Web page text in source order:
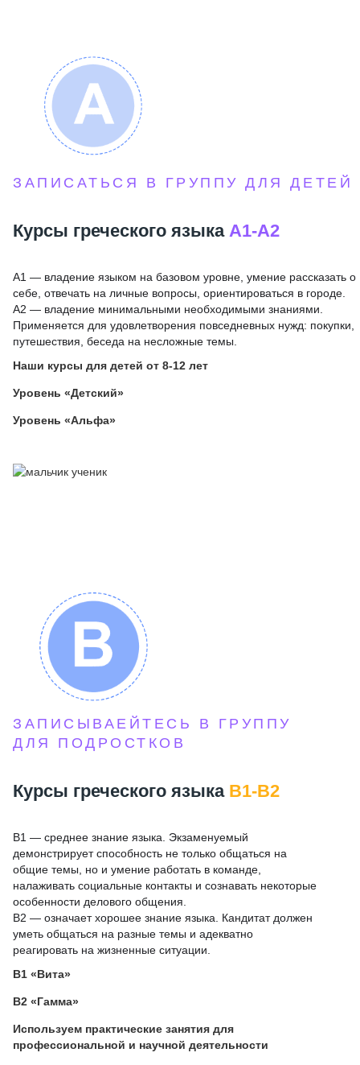
ЗАПИСАТЬСЯ В ГРУППУ ДЛЯ ДЕТЕЙ
Курсы греческого языкаА1-А2
А1 — владение языком на базовом уровне, умение рассказать о
себе, отвечать на личные вопросы, ориентироваться в городе.
А2 — владение минимальными необходимыми знаниями.
Применяется для удовлетворения повседневных нужд: покупки,
путешествия, беседа на несложные темы.
Наши курсы для детей от 8-12 лет
Уровень «Детский»
Уровень «Альфа»
ЗАПИСЫВАЕЙТЕСЬ В ГРУППУ
ДЛЯ ПОДРОСТКОВ
Курсы греческого языка В1-В2
В1 — среднее знание языка. Экзаменуемый
демонстрирует способность не только общаться на
общие темы, но и умение работать в команде,
налаживать социальные контакты и сознавать некоторые
особенности делового общения.
В2 — означает хорошее знание языка. Кандитат должен
уметь общаться на разные темы и адекватно
реагировать на жизненные ситуации.
В1 «Вита»
В2 «Гамма»
Используем практические занятия для
профессиональной и научной деятельности